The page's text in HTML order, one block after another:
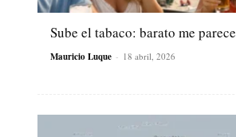
Sube el tabaco: barato me parece
Mauricio Luque - 18 abril, 2026